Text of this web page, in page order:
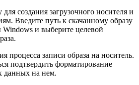
создания загрузочного носителя и
Введите путь к скачанному образу
и выберите целевой
процесса записи образа на носитель.
подтвердить форматирование
данных на нем.